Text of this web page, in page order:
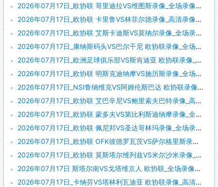
2026年07月17日_欧协联 哥里迪拉VS维图斯录像_全场录像【高清回放】
2026年07月17日_欧协联 卡里鲁VS林菲尔德录像_高清录像【全场回放】
2026年07月17日_欧协联 艾斯卡迪斯VS莫纳尔录像_全场录像【视频集锦】
2026年07月17日_康纳斯码头VS巴尔干尼 欧协联录像_全场录像【视频集锦】
2026年07月17日_欧洲足球俱乐部VS斯肯迪亚 欧协联录像_高清录像【全场回放】
2026年07月17日_欧协联 明斯克迪纳摩VS施历斯录像_全场录像【高清回放】
2026年07月17日_NSI鲁纳维克VS阿姆伦斯巴达 欧协联录像_全场录像【视频集锦】
2026年07月17日_欧协联 艾巴辛尼VS鲍里索夫巴特录像_高清录像【全场回放】
2026年07月17日_欧协联 蒙多夫VS第比利斯迪纳摩录像_全场录像【视频集锦】
2026年07月17日_欧协联 佩尼邦VS圣达哥林玛录像_全场录像【视频集锦】
2026年07月17日_欧协联 OFK彼德罗瓦茨VS萨尔格里斯录像_全场录像【高清回放】
2026年07月17日_欧协联 莫斯塔尔维列兹VS米尔沙米录像_全场录像【全场回放】
2026年07月17日 斯塔尔南VS戈塔维京人 欧协联_全场录像【全场回放】
2026年07月17日_卡纳芬VS塔林利瓦迪亚 欧协联录像_高清录像【全场回放】